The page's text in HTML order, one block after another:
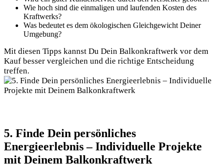
Wie‌ hoch sind⁢ die einmaligen und laufenden Kosten des
Kraftwerks?
Was bedeutet es dem ökologischen ‍Gleichgewicht Deiner
Umgebung?
Mit diesen Tipps kannst Du Dein Balkonkraftwerk vor dem
Kauf besser vergleichen und die richtige Entscheidung
treffen.
5. Finde Dein persönliches
Energieerlebnis – Individuelle Projekte
mit⁢ Deinem Balkonkraftwerk